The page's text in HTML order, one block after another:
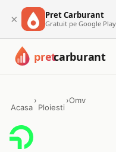
× Pret Carburant
Gratuit pe Google Play
Acasa
›
Ploiesti
›Omv